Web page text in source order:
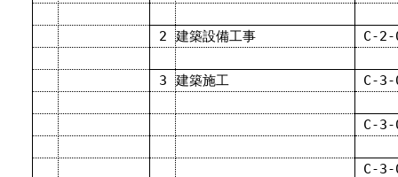
2 建築設備工事 C-2-
3 建築施工 C-3-
C-3-
C-3-